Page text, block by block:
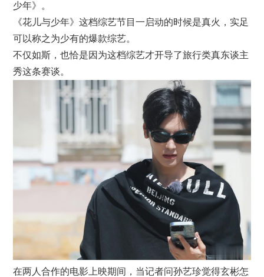
少年》。
《花儿与少年》这档综艺节目一启动的时候是真火，实足
可以称之为少有的爆款综艺。
不仅如斯，也恰是因为这档综艺才开导了旅行类真东谈主
秀这条赛谈。
在两人合作的电影上映期间，当记者问孙艺珍觉得玄彬怎